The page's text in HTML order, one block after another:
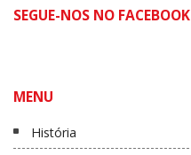
SEGUE-NOS NO FACEBOOK
MENU
História